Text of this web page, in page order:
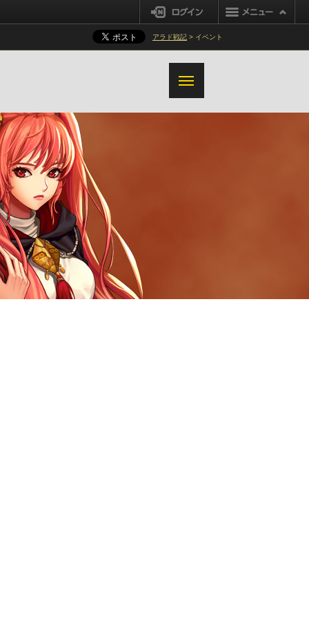
ログイン
アラド戦記 > イベント
シナジー改変
鬼剣士(女)
格闘家(男)
ガンナー(女) メイジ(女)
メイジ(男) プリースト(男)
装備ファーミング改善
ダンジョンファーミング改善
黒い煉獄報酬改善
強烈な気運改善
セイクリッド装備解体/超越
装備オプション変換システム改善
追加変更事項
オズマレイド変更事項
システム変更事項
その他の変更事項